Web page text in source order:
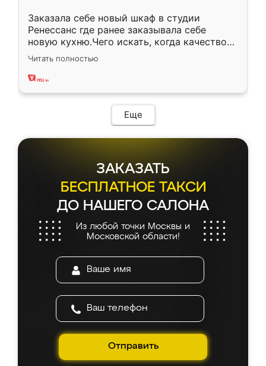
Заказала себе новый шкаф в студии
Ренессанс где ранее заказывала себе
новую кухню.Чего искать, когда качеством
вполне довольна. Служит кухня уже почти
два года, нареканий нет.
Читать полностью
Еще
ЗАКАЗАТЬ
БЕСПЛАТНОЕ ТАКСИ
ДО НАШЕГО САЛОНА
Из любой точки Москвы и
Московской области!
Отправить